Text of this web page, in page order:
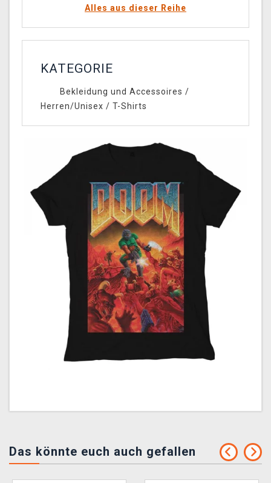
Alles aus dieser Reihe
KATEGORIE
Bekleidung und Accessoires /
Herren/Unisex / T-Shirts
Das könnte euch auch gefallen